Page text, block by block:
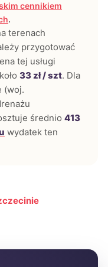
cennikiem
.
terenach
przygotować
tej usługi
33 zł / szt. Dla
(woj.
średnio 413
wydatek ten